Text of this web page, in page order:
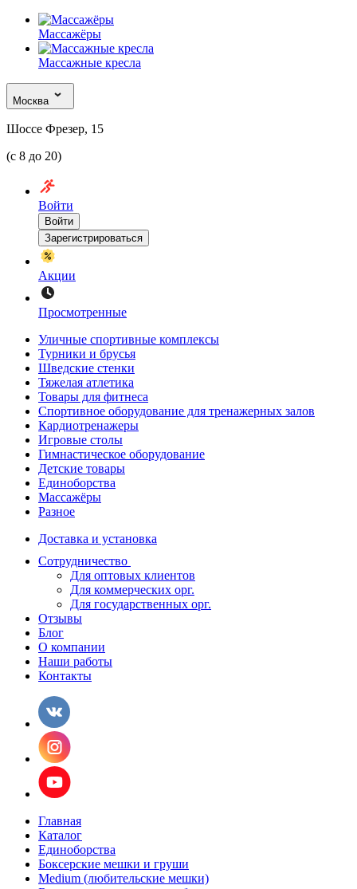
Массажёры
Массажные кресла
Москва
Шоссе Фрезер, 15
(с 8 до 20)
Войти
Войти
Зарегистрироваться
Акции
Просмотренные
Уличные спортивные комплексы
Турники и брусья
Шведские стенки
Тяжелая атлетика
Товары для фитнеса
Спортивное оборудование для тренажерных залов
Кардиотренажеры
Игровые столы
Гимнастическое оборудование
Детские товары
Единоборства
Массажёры
Разное
Доставка и установка
Сотрудничество
Для оптовых клиентов
Для коммерческих орг.
Для государственных орг.
Отзывы
Блог
О компании
Наши работы
Контакты
Главная
Каталог
Единоборства
Боксерские мешки и груши
Medium (любительские мешки)